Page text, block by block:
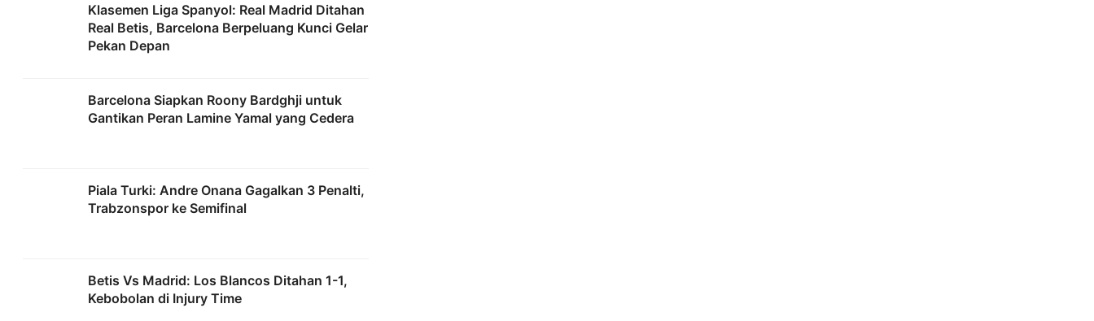
Klasemen Liga Spanyol: Real Madrid Ditahan
Real Betis, Barcelona Berpeluang Kunci Gelar
Pekan Depan
Barcelona Siapkan Roony Bardghji untuk
Gantikan Peran Lamine Yamal yang Cedera
Piala Turki: Andre Onana Gagalkan 3 Penalti,
Trabzonspor ke Semifinal
Betis Vs Madrid: Los Blancos Ditahan 1-1,
Kebobolan di Injury Time